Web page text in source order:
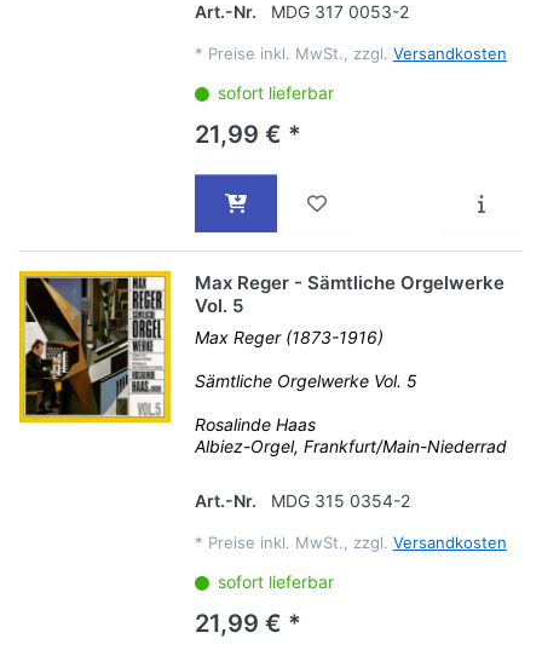
Art.-Nr. MDG 317 0053-2
* Preise inkl. MwSt., zzgl. Versandkosten
sofort lieferbar
21,99 € *
Max Reger - Sämtliche Orgelwerke
Vol. 5
Max Reger (1873-1916)
Sämtliche Orgelwerke Vol. 5
Rosalinde Haas
Albiez-Orgel, Frankfurt/Main-Niederrad
Art.-Nr. MDG 315 0354-2
* Preise inkl. MwSt., zzgl. Versandkosten
sofort lieferbar
21,99 € *